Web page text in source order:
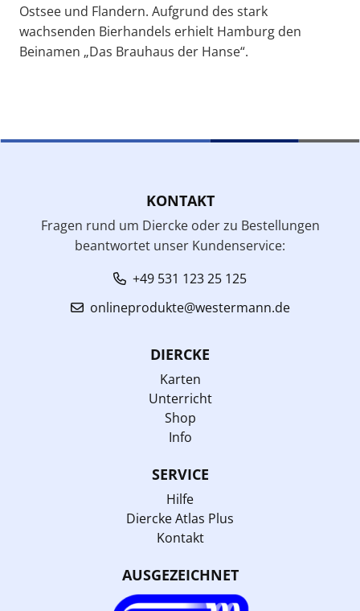
Ostsee und Flandern. Aufgrund des stark
wachsenden Bierhandels erhielt Hamburg den
Beinamen „Das Brauhaus der Hanse“.
KONTAKT
Fragen rund um Diercke oder zu Bestellungen
beantwortet unser Kundenservice:
+49 531 123 25 125
onlineprodukte@westermann.de
DIERCKE
Karten
Unterricht
Shop
Info
SERVICE
Hilfe
Diercke Atlas Plus
Kontakt
AUSGEZEICHNET